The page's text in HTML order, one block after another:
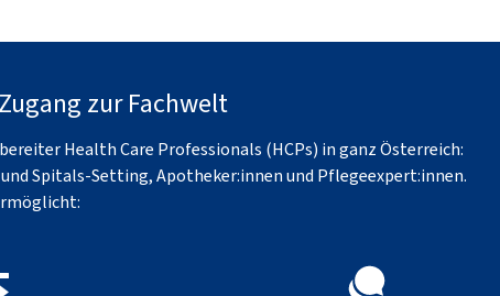
zur Fachwelt
Health Care Professionals (HCPs) in ganz Österreich:
Spitals-Setting, Apotheker:innen und Pflegeexpert:innen.